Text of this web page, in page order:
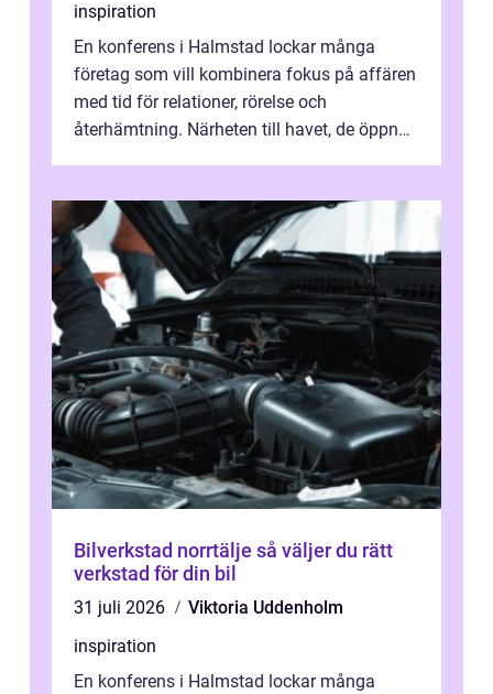
inspiration
En konferens i Halmstad lockar många
företag som vill kombinera fokus på affären
med tid för relationer, rörelse och
återhämtning. Närheten till havet, de öppna
Bilverkstad norrtälje så väljer du rätt
verkstad för din bil
31 juli 2026
Viktoria Uddenholm
inspiration
En konferens i Halmstad lockar många